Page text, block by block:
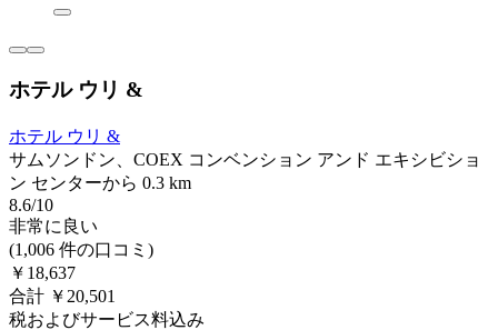
ホテル ウリ &
ホテル ウリ &
サムソンドン、COEX コンベンション アンド エキシビショ
ン センターから 0.3 km
8.6/10
非常に良い
(1,006 件の口コミ)
￥18,637
合計 ￥20,501
税およびサービス料込み